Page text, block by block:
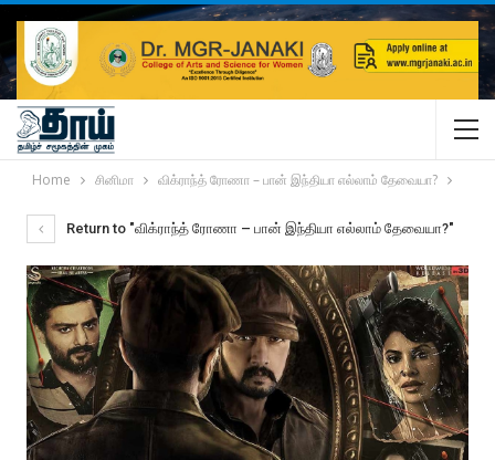
Home சினிமா விக்ராந்த் ரோணா – பான் இந்தியா எல்லாம் தேவையா?
Return to "விக்ராந்த் ரோணா – பான் இந்தியா எல்லாம் தேவையா?"